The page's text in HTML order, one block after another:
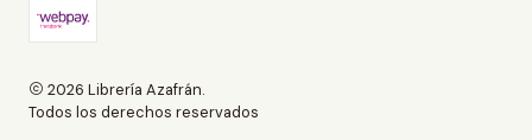
2026 Librería Azafrán.
Todos los derechos reservados